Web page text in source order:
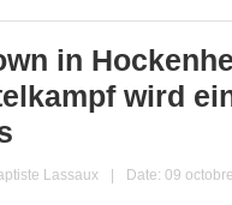
in
wird
Lassaux | Date: 09